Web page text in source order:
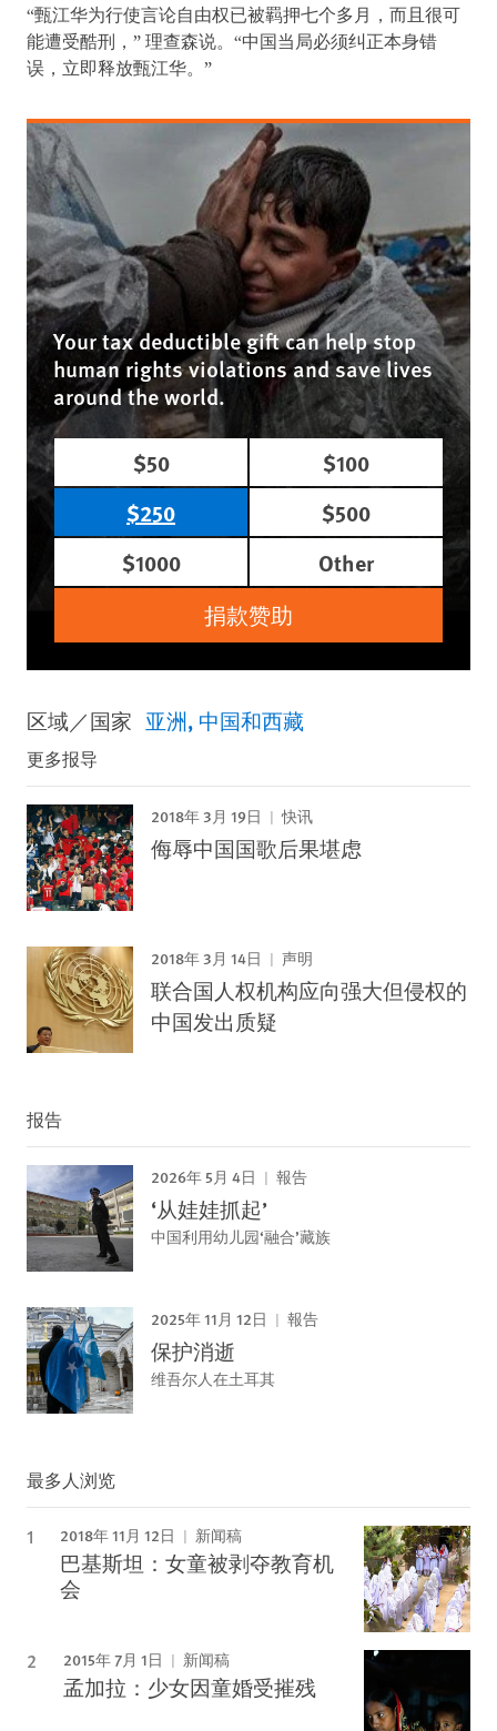
“甄江华为行使言论自由权已被羁押七个多月，而且很可
能遭受酷刑，” 理查森说。“中国当局必须纠正本身错
误，立即释放甄江华。”
Your tax deductible gift can help stop
human rights violations and save lives
around the world.
$50
$100
$250
$500
$1000
Other
捐款赞助
区域／国家 亚洲 中国和西藏
更多报导
2018年 3月 19日 快讯
侮辱中国国歌后果堪虑
2018年 3月 14日 声明
联合国人权机构应向强大但侵权的
中国发出质疑
报告
2026年 5月 4日 報告
‘从娃娃抓起’
中国利用幼儿园‘融合’藏族
2025年 11月 12日 報告
保护消逝
维吾尔人在土耳其
最多人浏览
2018年 11月 12日 新闻稿
巴基斯坦：女童被剥夺教育机
会
2015年 7月 1日 新闻稿
孟加拉：少女因童婚受摧残